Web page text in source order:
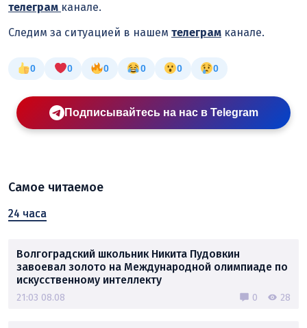
телеграм канале.
Следим за ситуацией в нашем телеграм канале.
0 0 0 0 0 0
Подписывайтесь на нас в Telegram
Самое читаемое
24 часа
Волгоградский школьник Никита Пудовкин
завоевал золото на Международной олимпиаде по
искусственному интеллекту
21:03 08.08 0 28